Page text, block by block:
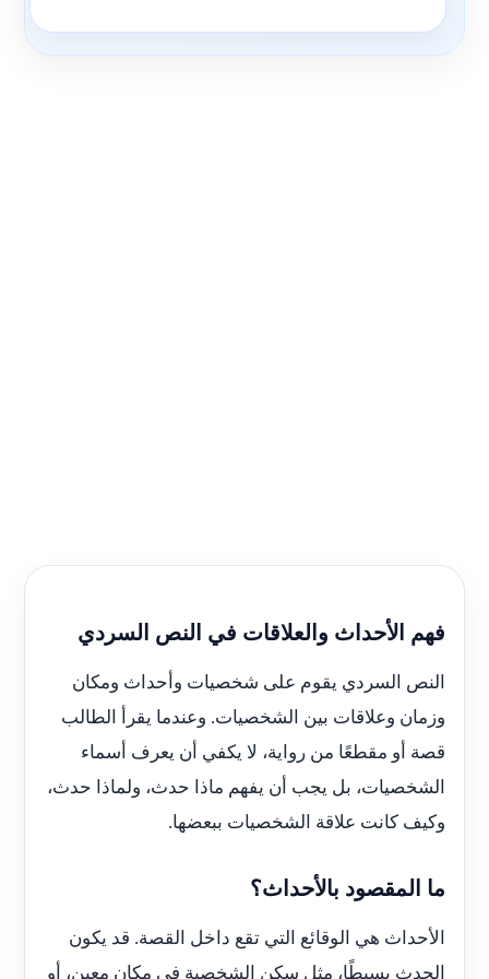
فهم الأحداث والعلاقات في النص السردي
النص السردي يقوم على شخصيات وأحداث ومكان
وزمان وعلاقات بين الشخصيات. وعندما يقرأ الطالب
قصة أو مقطعًا من رواية، لا يكفي أن يعرف أسماء
الشخصيات، بل يجب أن يفهم ماذا حدث، ولماذا حدث،
وكيف كانت علاقة الشخصيات ببعضها.
ما المقصود بالأحداث؟
الأحداث هي الوقائع التي تقع داخل القصة. قد يكون
الحدث بسيطًا، مثل سكن الشخصية في مكان معين، أو